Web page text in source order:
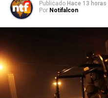
Publicado Hace 13 horas
Por Notifalcon